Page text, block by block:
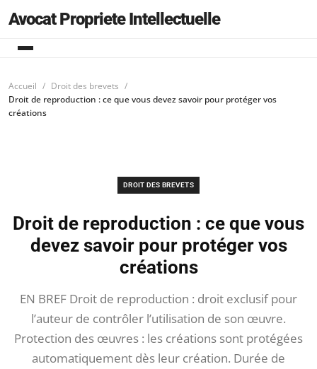
Avocat Propriete Intellectuelle
Accueil
Droit des brevets
Droit de reproduction : ce que vous devez savoir pour protéger vos
créations
DROIT DES BREVETS
Droit de reproduction : ce que vous
devez savoir pour protéger vos
créations
EN BREF Droit de reproduction : droit exclusif pour
l’auteur de contrôler l’utilisation de son œuvre.
Protection des œuvres : les créations sont protégées
automatiquement dès leur création. Durée de